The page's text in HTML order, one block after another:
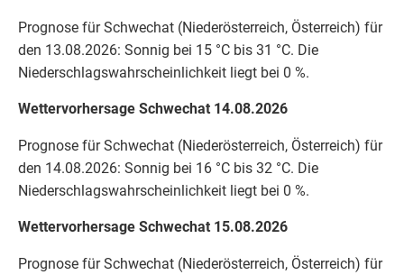
Prognose für Schwechat (Niederösterreich, Österreich) für
den 13.08.2026: Sonnig bei 15 °C bis 31 °C. Die
Niederschlagswahrscheinlichkeit liegt bei 0 %.
Wettervorhersage Schwechat 14.08.2026
Prognose für Schwechat (Niederösterreich, Österreich) für
den 14.08.2026: Sonnig bei 16 °C bis 32 °C. Die
Niederschlagswahrscheinlichkeit liegt bei 0 %.
Wettervorhersage Schwechat 15.08.2026
Prognose für Schwechat (Niederösterreich, Österreich) für